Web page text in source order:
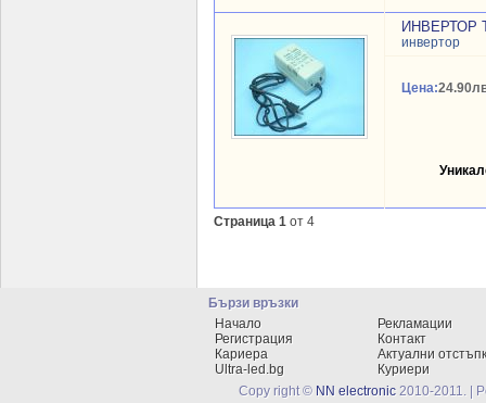
ИНВЕРТОР
инвертор
Цена:
Страница 1 от 4
Бързи връзки
Начало
Рекламации
Регистрация
Контакт
Кариера
Актуални
Ultra-led.bg
Куриери
Copy right © NN electronic 2010-2011. |